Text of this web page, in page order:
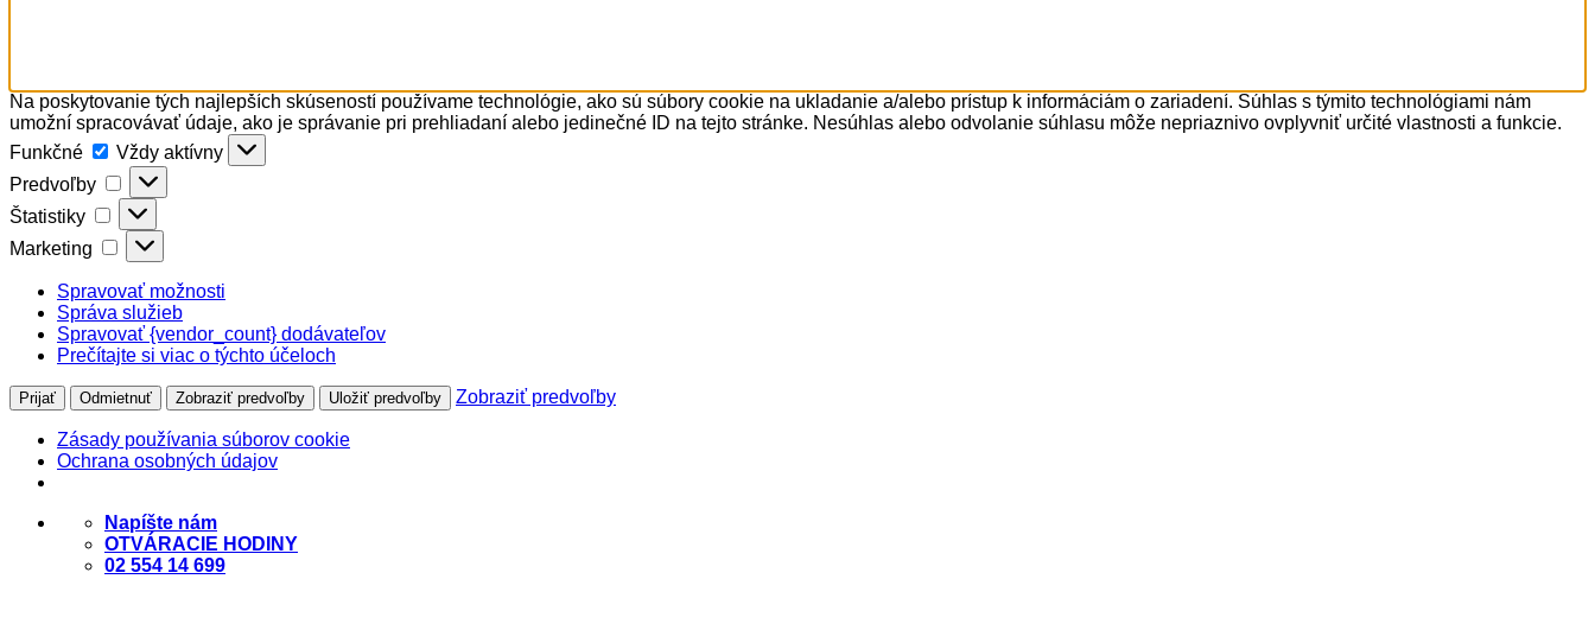
Na poskytovanie tých najlepších skúseností používame technológie, ako sú súbory cookie na ukladanie a/alebo prístup k informáciám o zariadení. Súhlas s týmito technológiami nám
umožní spracovávať údaje, ako je správanie pri prehliadaní alebo jedinečné ID na tejto stránke. Nesúhlas alebo odvolanie súhlasu môže nepriaznivo ovplyvniť určité vlastnosti a funkcie.
Funkčné
Funkčné
Vždy aktívny
Predvoľby
Predvoľby
Štatistiky Štatistiky
Marketing Marketing
Spravovať možnosti
Správa služieb
Spravovať {vendor_count} dodávateľov
Prečítajte si viac o týchto účeloch
Prijať Odmietnuť Zobraziť predvoľby Uložiť predvoľby Zobraziť predvoľby
Zásady používania súborov cookie
Ochrana osobných údajov
Skip
Napíšte nám
OTVÁRACIE HODINY
02 554 14 699